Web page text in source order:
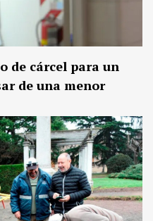
de cárcel para un
de una menor